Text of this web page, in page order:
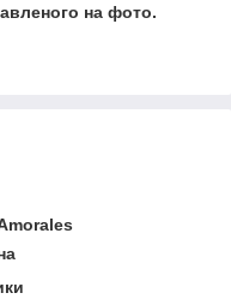
на фото.